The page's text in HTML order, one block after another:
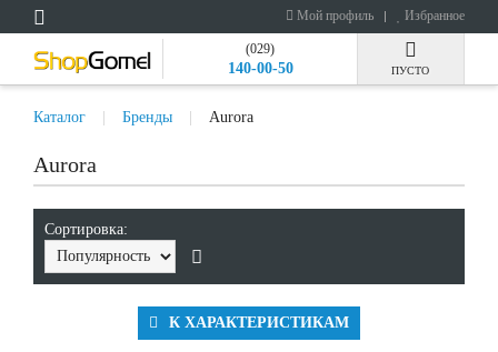
Мой профиль Избранное
(029)
140-00-50 ПУСТО
Каталог Бренды Aurora
Aurora
Сортировка:
К ХАРАКТЕРИСТИКАМ